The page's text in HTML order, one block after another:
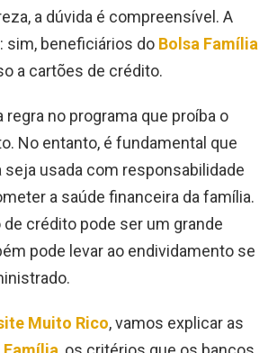
a dúvida é compreensível. A
sim, beneficiários do Bolsa Família
a cartões de crédito.
regra no programa que proíba o
No entanto, é fundamental que
usada com responsabilidade
a saúde financeira da família.
de crédito pode ser um grande
pode levar ao endividamento se
Muito Rico, vamos explicar as